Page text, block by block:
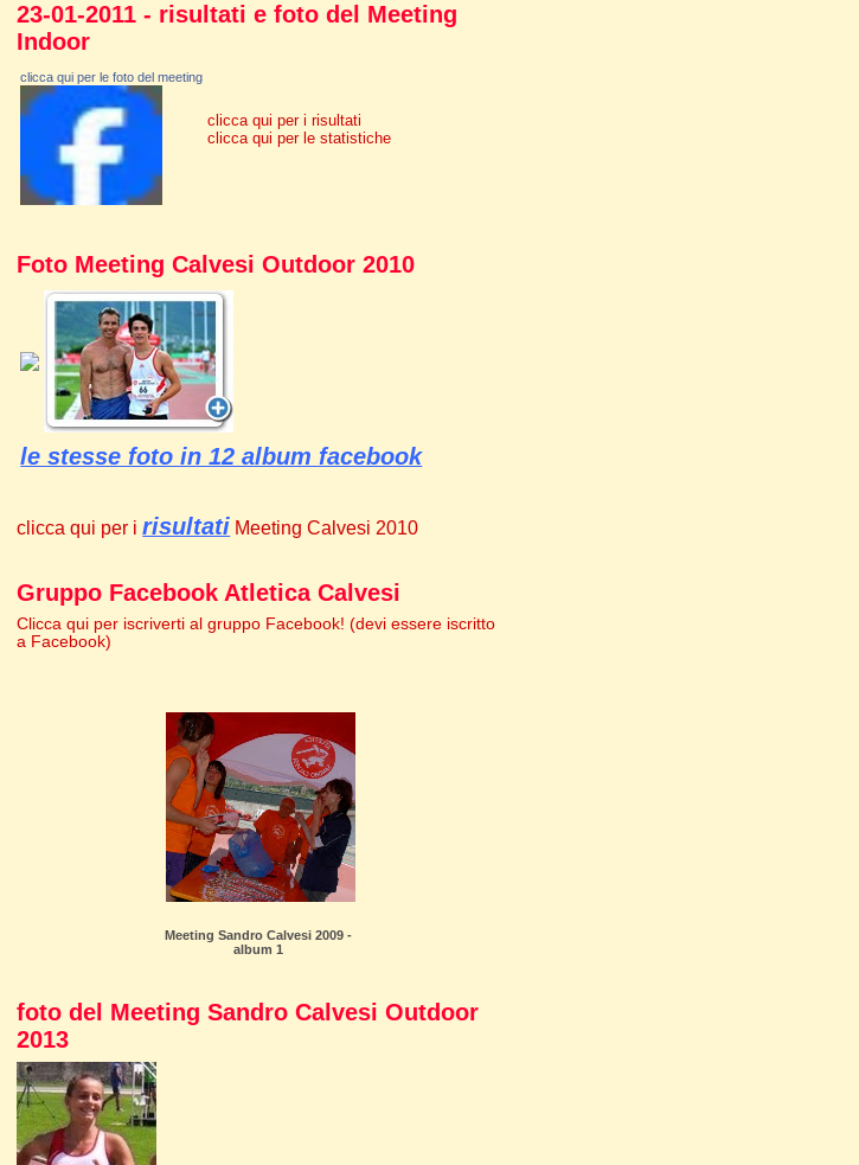
23-01-2011 - risultati e foto del Meeting
Indoor
clicca qui per le foto del meeting
clicca qui per i risultati
clicca qui per le statistiche
Foto Meeting Calvesi Outdoor 2010
le stesse foto in 12 album facebook
clicca qui per irisultati Meeting Calvesi 2010
Gruppo Facebook Atletica Calvesi
Clicca qui per iscriverti al gruppo Facebook! (devi essere iscritto
a Facebook)
Meeting Sandro Calvesi 2009 -
album 1
foto del Meeting Sandro Calvesi Outdoor
2013